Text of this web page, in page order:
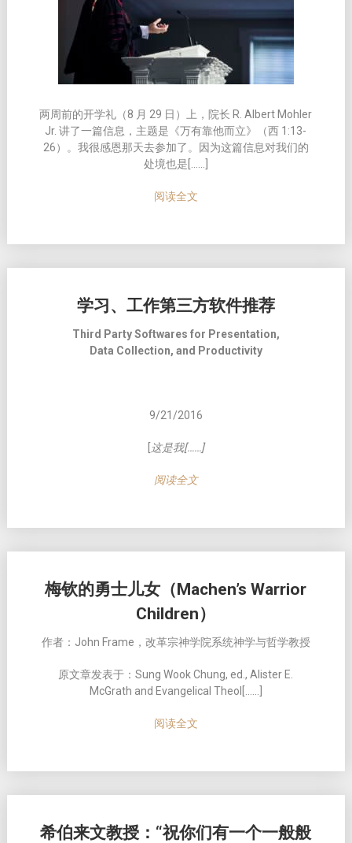
两周前的开学礼（8 月 29 日）上，院长 R. Albert Mohler
Jr. 讲了一篇信息，主题是《万有靠他而立》（西 1:13-
26）。我很感恩那天去参加了。因为这篇信息对我们的
处境也是[……]
阅读全文
学习、工作第三方软件推荐
Third Party Softwares for Presentation,
Data Collection, and Productivity
9/21/2016
这是我[……]
阅读全文
梅钦的勇士儿女（Machen’s Warrior
Children）
作者：John Frame，改革宗神学院系统神学与哲学教授
原文章发表于：Sung Wook Chung, ed., Alister E.
McGrath and Evangelical Theol[……]
阅读全文
希伯来文教授：“祝你们有一个一般般